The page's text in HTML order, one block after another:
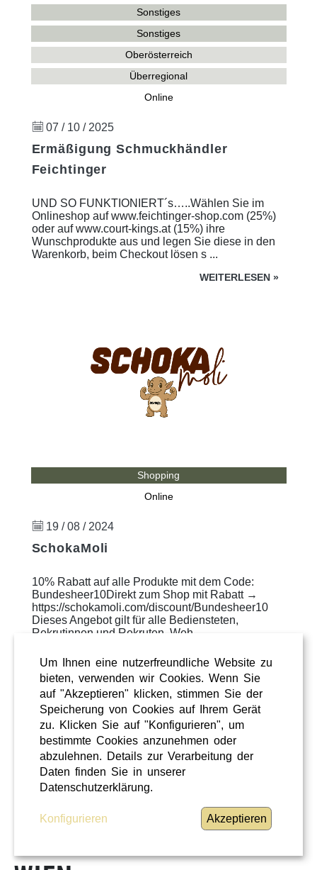
Sonstiges
Sonstiges
Oberösterreich
Überregional
Online
07 / 10 / 2025
Ermäßigung Schmuckhändler
Feichtinger
UND SO FUNKTIONIERT´s…..Wählen Sie im
Onlineshop auf www.feichtinger-shop.com (25%)
oder auf www.court-kings.at (15%) ihre
Wunschprodukte aus und legen Sie diese in den
Warenkorb, beim Checkout lösen s ...
WEITERLESEN »
Shopping
Online
19 / 08 / 2024
SchokaMoli
10% Rabatt auf alle Produkte mit dem Code:
Bundesheer10Direkt zum Shop mit Rabatt →
https://schokamoli.com/discount/Bundesheer10
Dieses Angebot gilt für alle Bediensteten,
Rekrutinnen und Rekruten, Weh ...
WEITERLESEN
ÜBERREGIONAL
FEHLER
Um Ihnen eine nutzerfreundliche Website zu
bieten, verwenden wir Cookies. Wenn Sie
auf "Akzeptieren" klicken, stimmen Sie der
Speicherung von Cookies auf Ihrem Gerät
zu. Klicken Sie auf "Konfigurieren", um
bestimmte Cookies anzunehmen oder
abzulehnen. Details zur Verarbeitung der
Daten finden Sie in unserer
Datenschutzerklärung.
Konfigurieren Akzeptieren